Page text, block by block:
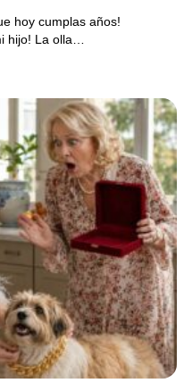
después oliendo al
que yo lo perdonaría.
de cuenta y una
hoy cumplas años!
hijo! La olla…